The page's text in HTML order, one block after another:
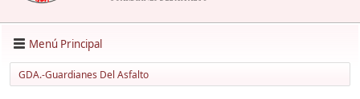
Menú Principal
GDA.-Guardianes Del Asfalto